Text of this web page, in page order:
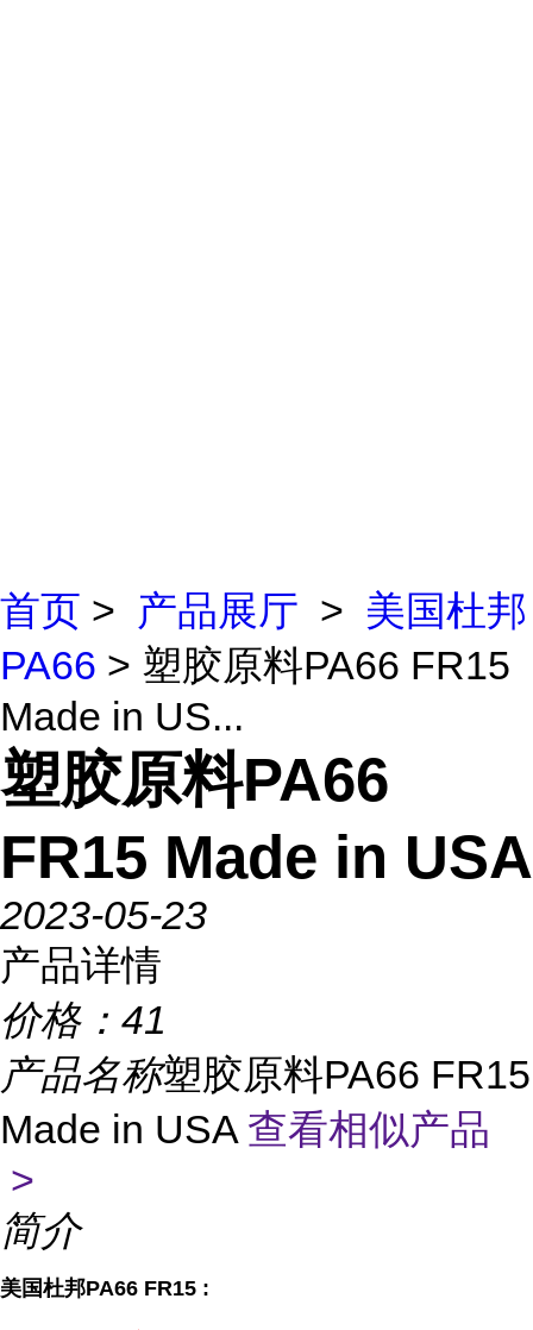
首页 > 产品展厅 > 美国杜邦
PA66 > 塑胶原料PA66 FR15
Made in US...
塑胶原料PA66
FR15 Made in USA
2023-05-23
产品详情
价格： 41
产品名称塑胶原料PA66 FR15
Made in USA 查看相似产品
>
简介
美国杜邦PA66 FR15 :